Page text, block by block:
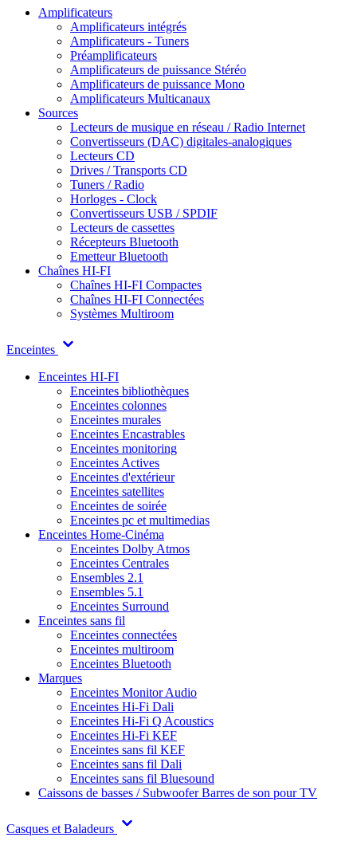
Amplificateurs
Amplificateurs intégrés
Amplificateurs - Tuners
Préamplificateurs
Amplificateurs de puissance Stéréo
Amplificateurs de puissance Mono
Amplificateurs Multicanaux
Sources
Lecteurs de musique en réseau / Radio Internet
Convertisseurs (DAC) digitales-analogiques
Lecteurs CD
Drives / Transports CD
Tuners / Radio
Horloges - Clock
Convertisseurs USB / SPDIF
Lecteurs de cassettes
Récepteurs Bluetooth
Emetteur Bluetooth
Chaînes HI-FI
Chaînes HI-FI Compactes
Chaînes HI-FI Connectées
Systèmes Multiroom
Enceintes
Enceintes HI-FI
Enceintes bibliothèques
Enceintes colonnes
Enceintes murales
Enceintes Encastrables
Enceintes monitoring
Enceintes Actives
Enceintes d'extérieur
Enceintes satellites
Enceintes de soirée
Enceintes pc et multimedias
Enceintes Home-Cinéma
Enceintes Dolby Atmos
Enceintes Centrales
Ensembles 2.1
Ensembles 5.1
Enceintes Surround
Enceintes sans fil
Enceintes connectées
Enceintes multiroom
Enceintes Bluetooth
Marques
Enceintes Monitor Audio
Enceintes Hi-Fi Dali
Enceintes Hi-Fi Q Acoustics
Enceintes Hi-Fi KEF
Enceintes sans fil KEF
Enceintes sans fil Dali
Enceintes sans fil Bluesound
Caissons de basses / SubwooferBarres de son pour TV
Casques et Baladeurs